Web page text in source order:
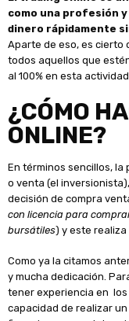
como una profesión
dinero rápidamente
Aparte de eso, es cierto
todos aquellos que
al 100% en esta
¿CÓMO
ONLINE?
En términos sencillos, la
o venta (el
decisión de compra
con licencia para
bursátiles) y este realiza
Como ya la citamos
y mucha dedicación.
tener experiencia en
capacidad de realizar